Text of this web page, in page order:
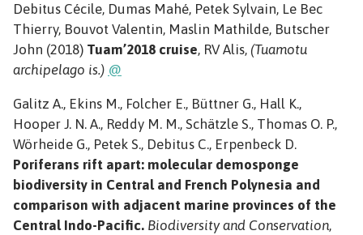
Debitus Cécile, Dumas Mahé, Petek Sylvain, Le Bec
Thierry, Bouvot Valentin, Maslin Mathilde, Butscher
John (2018) Tuam’2018 cruise, RV Alis, (Tuamotu
archipelago is.) @
Galitz A., Ekins M., Folcher E., Büttner G., Hall K.,
Hooper J. N. A., Reddy M. M., Schätzle S., Thomas O. P.,
Wörheide G., Petek S., Debitus C., Erpenbeck D.
Poriferans rift apart: molecular demosponge
biodiversity in Central and French Polynesia and
comparison with adjacent marine provinces of the
Central Indo-Pacific. Biodiversity and Conservation,